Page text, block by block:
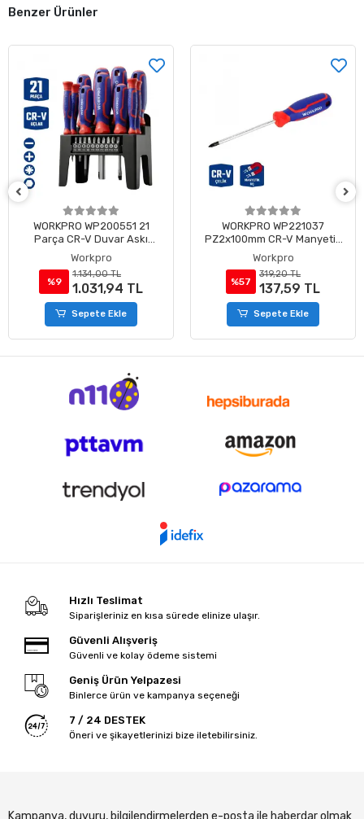
Benzer Ürünler
WORKPRO WP200551 21
Parça CR-V Duvar Askı
Aparatlı Profesyonel
Manyetik Tornavida Seti
Workpro
%9
1.134,00 TL
1.031,94 TL
Sepete Ekle
WORKPRO WP221037
PZ2x100mm CR-V Manyetik
Profesyonel Yıldız Tornavida
Workpro
%57
319,20 TL
137,59 TL
Sepete Ekle
Hızlı Teslimat
Siparişleriniz en kısa sürede elinize ulaşır.
Güvenli Alışveriş
Güvenli ve kolay ödeme sistemi
Geniş Ürün Yelpazesi
Binlerce ürün ve kampanya seçeneği
7 / 24 DESTEK
Öneri ve şikayetlerinizi bize iletebilirsiniz.
Kampanya, duyuru, bilgilendirmelerden e-posta ile haberdar olmak